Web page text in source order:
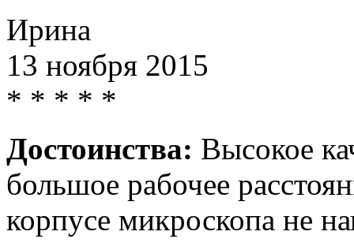
Ирина
13 ноября 2015
* * * * *
Достоинства: Высокое
большое рабочее
корпусе микроскопа не